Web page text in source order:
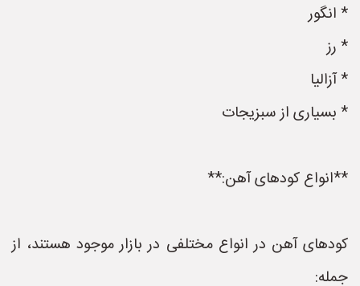
* انگور
* رز
* آزالیا
* بسیاری از سبزیجات
**انواع کودهای آهن:**
کودهای آهن در انواع مختلفی در بازار موجود هستند، از
جمله: